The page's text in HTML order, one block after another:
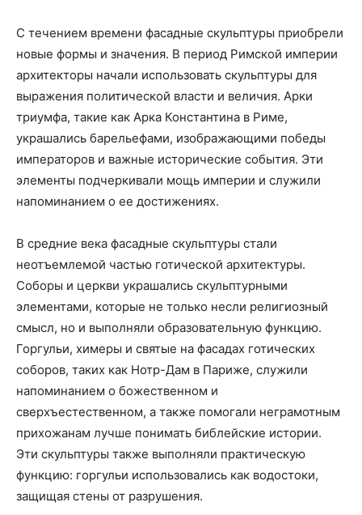
С течением времени фасадные скульптуры приобрели
новые формы и значения. В период Римской империи
архитекторы начали использовать скульптуры для
выражения политической власти и величия. Арки
триумфа, такие как Арка Константина в Риме,
украшались барельефами, изображающими победы
императоров и важные исторические события. Эти
элементы подчеркивали мощь империи и служили
напоминанием о ее достижениях.
В средние века фасадные скульптуры стали
неотъемлемой частью готической архитектуры.
Соборы и церкви украшались скульптурными
элементами, которые не только несли религиозный
смысл, но и выполняли образовательную функцию.
Горгульи, химеры и святые на фасадах готических
соборов, таких как Нотр-Дам в Париже, служили
напоминанием о божественном и
сверхъестественном, а также помогали неграмотным
прихожанам лучше понимать библейские истории.
Эти скульптуры также выполняли практическую
функцию: горгульи использовались как водостоки,
защищая стены от разрушения.